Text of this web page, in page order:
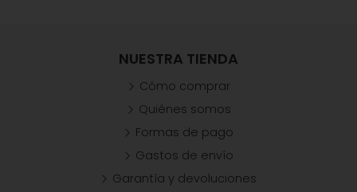
NUESTRA TIENDA
Cómo comprar
Quiénes somos
Formas de pago
Gastos de envío
Garantía y devoluciones